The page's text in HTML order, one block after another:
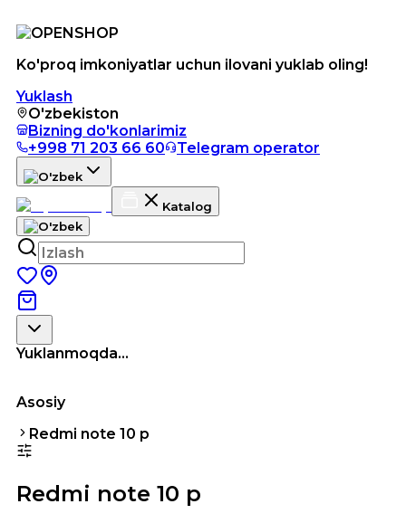
Ko'proq imkoniyatlar uchun ilovani yuklab oling!
Yuklash
O'zbekiston
Bizning do'konlarimiz
+998 71 203 66 60
Telegram operator
Katalog
Yuklanmoqda...
Asosiy
Redmi note 10 p
Redmi note 10 p